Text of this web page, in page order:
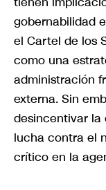
gobernabilidad
el Cartel de los
como una
administración
externa. Sin
desincentivar
lucha contra el
crítico en la